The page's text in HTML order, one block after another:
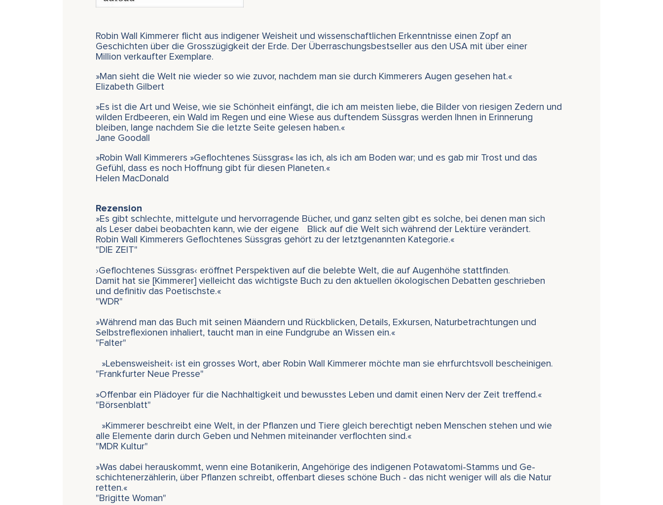
Robin Wall Kimmerer flicht aus indigener Weisheit und wissenschaftlichen Erkenntnisse einen Zopf an
Geschichten über die Grosszügigkeit der Erde. Der Überraschungsbestseller aus den USA mit über einer
Million verkaufter Exemplare.
»Man sieht die Welt nie wieder so wie zuvor, nachdem man sie durch Kimmerers Augen gesehen hat.«
Elizabeth Gilbert
»Es ist die Art und Weise, wie sie Schönheit einfängt, die ich am meisten liebe, die Bilder von riesigen Zedern und
wilden Erdbeeren, ein Wald im Regen und eine Wiese aus duftendem Süssgras werden Ihnen in Erinnerung
bleiben, lange nachdem Sie die letzte Seite gelesen haben.«
Jane Goodall
»Robin Wall Kimmerers »Geflochtenes Süssgras« las ich, als ich am Boden war; und es gab mir Trost und das
Gefühl, dass es noch Hoffnung gibt für diesen Planeten.«
Helen MacDonald
Rezension
»Es gibt schlechte, mittelgute und hervorragende Bücher, und ganz selten gibt es solche, bei denen man sich
als Leser dabei beobachten kann, wie der eigene Blick auf die Welt sich während der Lektüre verändert.
Robin Wall Kimmerers Geflochtenes Süssgras gehört zu der letztgenannten Kategorie.«
"DIE ZEIT"
›Geflochtenes Süssgras‹ eröffnet Perspektiven auf die belebte Welt, die auf Augenhöhe stattfinden.
Damit hat sie [Kimmerer] vielleicht das wichtigste Buch zu den aktuellen ökologischen Debatten geschrieben
und definitiv das Poetischste.«
"WDR"
»Während man das Buch mit seinen Mäandern und Rückblicken, Details, Exkursen, Naturbetrachtungen und
Selbstreflexionen inhaliert, taucht man in eine Fundgrube an Wissen ein.«
"Falter"
»Lebensweisheit‹ ist ein grosses Wort, aber Robin Wall Kimmerer möchte man sie ehrfurchtsvoll bescheinigen.
"Frankfurter Neue Presse"
»Offenbar ein Plädoyer für die Nachhaltigkeit und bewusstes Leben und damit einen Nerv der Zeit treffend.«
"Börsenblatt"
»Kimmerer beschreibt eine Welt, in der Pflanzen und Tiere gleich berechtigt neben Menschen stehen und wie
alle Elemente darin durch Geben und Nehmen miteinander verflochten sind.«
"MDR Kultur"
»Was dabei herauskommt, wenn eine Botanikerin, Angehörige des indigenen Potawatomi-Stamms und Ge-
schichtenerzählerin, über Pflanzen schreibt, offenbart dieses schöne Buch - das nicht weniger will als die Natur
retten.«
"Brigitte Woman"